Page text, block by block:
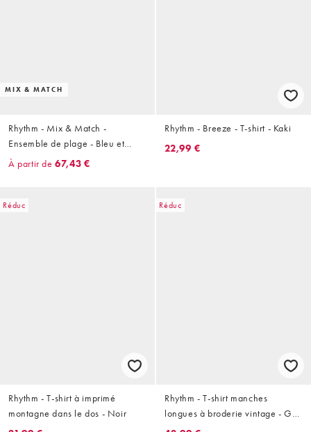
MIX & MATCH
Rhythm - Mix & Match -
Ensemble de plage - Bleu et
neige
À partir de 67,43 €
Rhythm - Breeze - T-shirt - Kaki
22,99 €
Réduc
Rhythm - T-shirt à imprimé
montagne dans le dos - Noir
Réduc
Rhythm - T-shirt manches
longues à broderie vintage - Gris
délavé